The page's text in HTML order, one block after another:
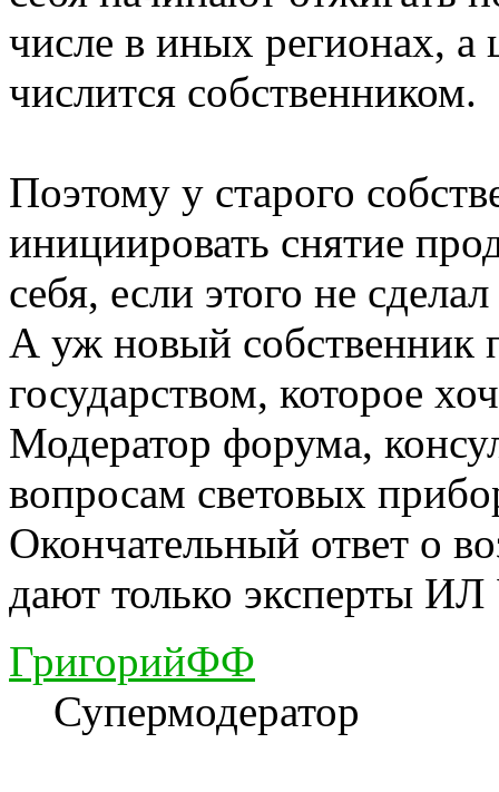
числе в иных регионах,
числится собственником.
Поэтому у старого
инициировать снятие
себя, если этого не
А уж новый собственник
государством, которое
Модератор форума,
вопросам световых
Окончательный ответ о
дают только эксперты ИЛ
ГригорийФФ
Супермодератор